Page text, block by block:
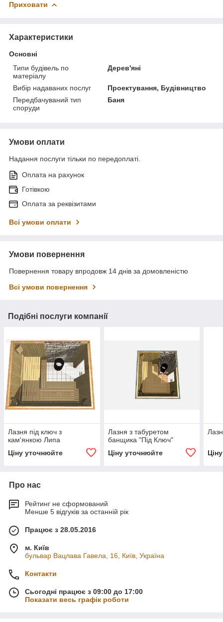
Приховати
Характеристики
Основні
Типи будівель по
матеріалу
Дерев'яні
Вибір надаваних послуг
Проектування, Будівництво
Передбачуваний тип
споруди
Баня
Умови оплати
Надання послуги тільки по передоплаті.
Оплата на рахунок
Готівкою
Оплата за реквізитами
Всі умови оплати
Умови повернення
Повернення товару впродовж 14 днів за домовленістю
Всі умови повернення
Подібні послуги компанії
Лазня під ключ з
кам'янкою Липа
Ціну уточнюйте
Лазня з табуретом
банщика "Під Ключ"
Ціну уточнюйте
Про нас
Рейтинг не сформований
Менше 5 відгуків за останній рік
Працює з 28.05.2016
м. Київ
бульвар Вацлава Гавела, 16, Київ, Україна
Контакти
Сьогодні працює з 09:00 до 17:00
Показати весь графік роботи